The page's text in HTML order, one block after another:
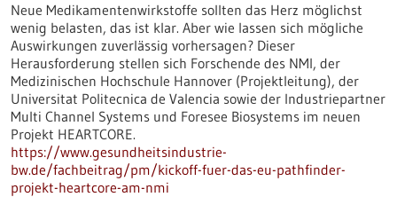
Neue Medikamentenwirkstoffe sollten das Herz möglichst
wenig belasten, das ist klar. Aber wie lassen sich mögliche
Auswirkungen zuverlässig vorhersagen? Dieser
Herausforderung stellen sich Forschende des NMI, der
Medizinischen Hochschule Hannover (Projektleitung), der
Universitat Politecnica de Valencia sowie der Industriepartner
Multi Channel Systems und Foresee Biosystems im neuen
Projekt HEARTCORE.
https://www.gesundheitsindustrie-
bw.de/fachbeitrag/pm/kickoff-fuer-das-eu-pathfinder-
projekt-heartcore-am-nmi